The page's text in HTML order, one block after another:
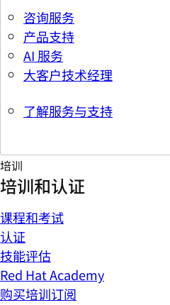
咨询服务
产品支持
AI 服务
大客户技术经理
了解服务与支持
培训
培训和认证
课程和考试
认证
技能评估
Red Hat Academy
购买培训订阅